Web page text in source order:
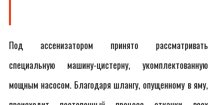
Под ассенизатором принято рассматривать
специальную машину-цистерну, укомплектованную
мощным насосом. Благодаря шлангу, опущенному в яму,